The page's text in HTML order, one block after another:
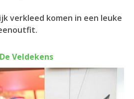
verkleed komen in een leuke
Veldekens